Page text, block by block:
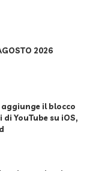
2026
il blocco
YouTube su iOS,